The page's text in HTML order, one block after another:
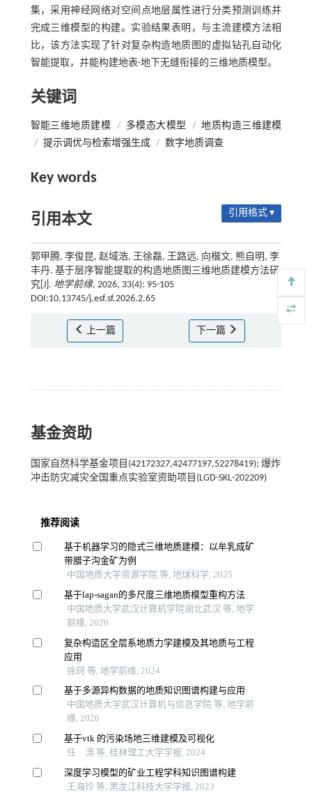
集，采用神经网络对空间点地层属性进行分类预测训练并
完成三维模型的构建。实验结果表明，与主流建模方法相
比，该方法实现了针对复杂构造地质图的虚拟钻孔自动化
智能提取，并能构建地表-地下无缝衔接的三维地质模型。
关键词
智能三维地质建模 / 多模态大模型 / 地质构造三维建模
/ 提示调优与检索增强生成 / 数字地质调查
Key words
引用本文 引用格式 ▾
郭甲腾, 李俊昆, 赵域浩, 王徐磊, 王路远, 向楷文, 熊自明, 李
丰丹. 基于层序智能提取的构造地质图三维地质建模方法研
究[J]. 地学前缘, 2026, 33(4): 95-105
DOI:10.13745/j.esf.sf.2026.2.65
上一篇 下一篇
基金资助
国家自然科学基金项目(42172327,42477197,52278419); 爆炸
冲击防灾减灾全国重点实验室资助项目(LGD-SKL-202209)